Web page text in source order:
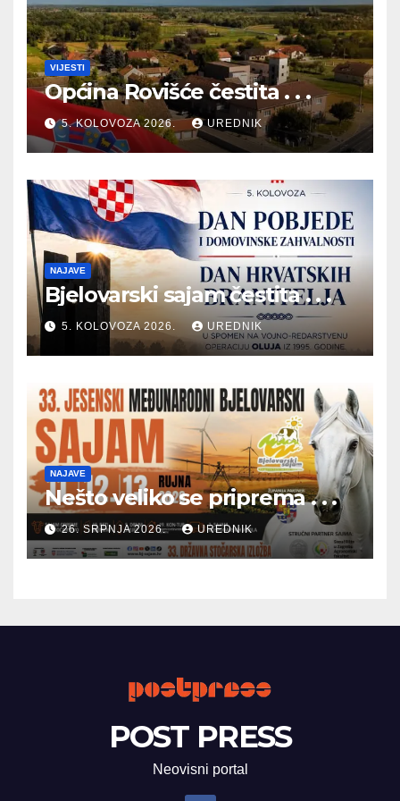
VIJESTI
Općina Rovišće čestita . . .
5. KOLOVOZA 2026. UREDNIK
NAJAVE
Bjelovarski sajam čestita . . .
5. KOLOVOZA 2026. UREDNIK
NAJAVE
Nešto veliko se priprema . . .
26. SRPNJA 2026. UREDNIK
POST PRESS
Neovisni portal